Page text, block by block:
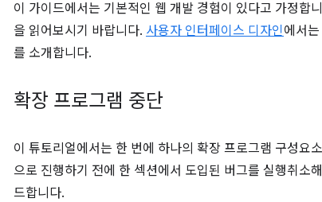
이 가이드에서는 기본적인 웹 개발 경험이 있다고 가정합
을 읽어보시기 바랍니다. 사용자 인터페이스 디자인에서
를 소개합니다.
확장 프로그램 중단
이 튜토리얼에서는 한 번에 하나의 확장 프로그램 구성요
으로 진행하기 전에 한 섹션에서 도입된 버그를 실행취소
드합니다.